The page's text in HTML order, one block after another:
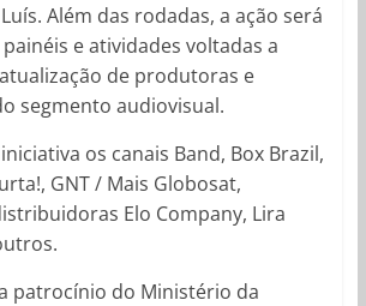
Além das rodadas, a ação será
e atividades voltadas a
de produtoras e
segmento audiovisual.
os canais Band, Box Brazil,
GNT / Mais Globosat,
Elo Company, Lira
patrocínio do Ministério da